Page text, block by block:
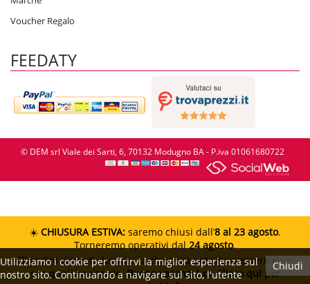
Voucher Regalo
FEEDATY
© DEM srl Viale dei Sarti, 6, 70132 Modugno BA - P.iva 01061680722
Chiudi
Utilizziamo i cookie per offrirvi la miglior esperienza sul
nostro sito. Continuando a navigare sul sito, l'utente
☀️ CHIUSURA ESTIVA: saremo chiusi dall’8 al 23 agosto.
Torneremo operativi dal24 agosto.
Gli ordini ricevuti durante la chiusura potranno essere evasi
con qualche ritardo. Buone vacanze!👉 Clicca qui per